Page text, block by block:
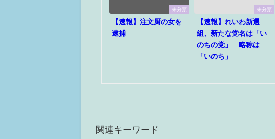
未分類
【速報】注文厨の女を
逮捕
未分類
【速報】れいわ新選
組、新たな党名は「い
のちの党」 略称は
「いのち」
関連キーワード